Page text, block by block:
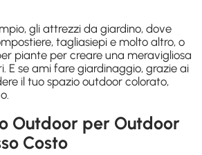
gliattrezzi da giardino, dove
tagliasiepi e molto altro, o
piante per creare una meravigliosa
E se ami fare giardinaggio, grazie ai
il tuo spazio outdoor colorato,
Outdoor per Outdoor
Costo